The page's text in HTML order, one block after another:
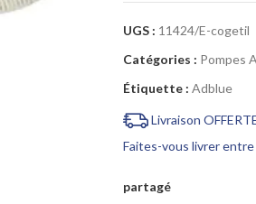
UGS : 11424/E-cogetil
Catégories : Pompes
Étiquette : Adblue
Livraison
Faites-vous livrer
partagé